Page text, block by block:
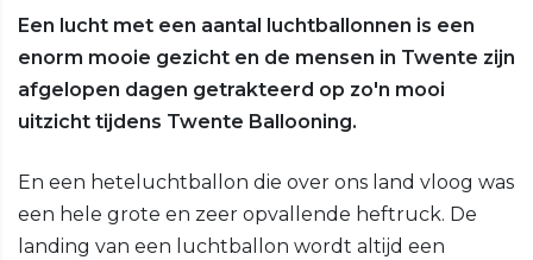
Een lucht met een aantal luchtballonnen is een
enorm mooie gezicht en de mensen in Twente zijn
afgelopen dagen getrakteerd op zo'n mooi
uitzicht tijdens Twente Ballooning.
En een heteluchtballon die over ons land vloog was
een hele grote en zeer opvallende heftruck. De
landing van een luchtballon wordt altijd een